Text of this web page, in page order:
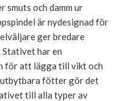
smuts och damm ur
är nydesignad för
ger bredare
har en
för att lägga till vikt och
utbytbara fötter gör det
till alla typer av